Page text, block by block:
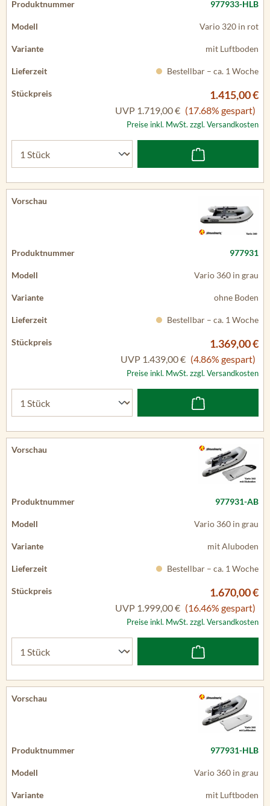
977933-HLB
Vario 320 in rot
mit Luftboden
Bestellbar – ca. 1 Woche
1.415,00 €
UVP 1.719,00 € (17.68% gespart)
Preise inkl. MwSt. zzgl. Versandkosten
977931
Vario 360 in grau
ohne Boden
Bestellbar – ca. 1 Woche
1.369,00 €
UVP 1.439,00 € (4.86% gespart)
Preise inkl. MwSt. zzgl. Versandkosten
977931-AB
Vario 360 in grau
mit Aluboden
Bestellbar – ca. 1 Woche
1.670,00 €
UVP 1.999,00 € (16.46% gespart)
Preise inkl. MwSt. zzgl. Versandkosten
977931-HLB
Vario 360 in grau
mit Luftboden